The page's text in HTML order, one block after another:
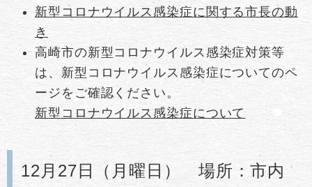
新型コロナウイルス感染症に関する市長の動
き
高崎市の新型コロナウイルス感染症対策等
は、新型コロナウイルス感染症についてのペ
ージをご確認ください。
新型コロナウイルス感染症について
12月27日（月曜日） 場所：市内